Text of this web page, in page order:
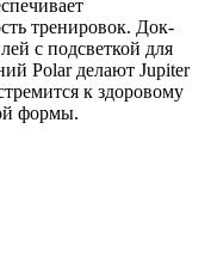
тренировок. Док-
с подсветкой для
Polar делают Jupiter
к здоровому
формы.